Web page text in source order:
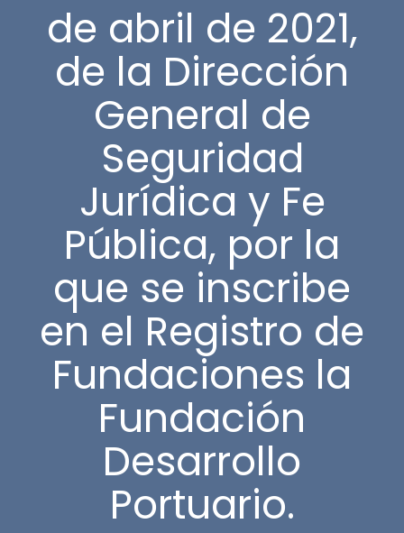
de abril de 2021,
de la Dirección
General de
Seguridad
Jurídica y Fe
Pública, por la
que se inscribe
en el Registro de
Fundaciones la
Fundación
Desarrollo
Portuario.